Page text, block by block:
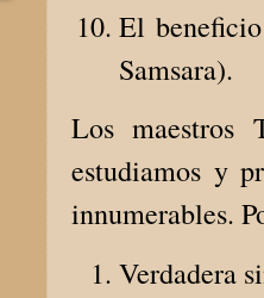
El
Samsara).
Los maestros
estudiamos y
innumerables.
Verdadera